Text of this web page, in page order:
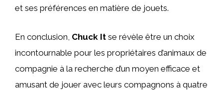
et ses préférences en matière de jouets.
En conclusion, Chuck It se révèle être un choix
incontournable pour les propriétaires d’animaux de
compagnie à la recherche d’un moyen efficace et
amusant de jouer avec leurs compagnons à quatre